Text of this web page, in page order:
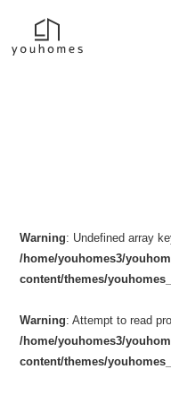
Warning: Undefined array
/home/youhomes3/
content/themes/
Warning: Attempt to read
/home/youhomes3/
content/themes/